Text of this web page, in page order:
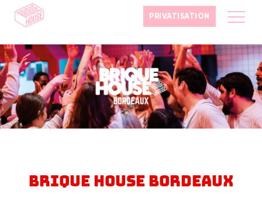
PRIVATISATION
BRIQUE HOUSE BORDEAUX